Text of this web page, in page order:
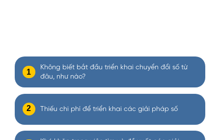
Không biết bắt đầu triển khai chuyển đổi số từ
đâu, như nào?
1
Thiếu chi phí để triển khai các giải pháp số
2